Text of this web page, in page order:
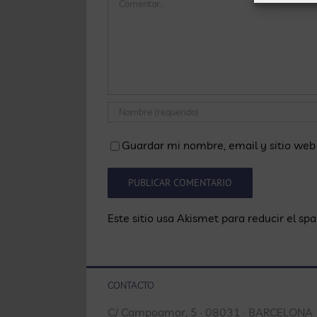
Guardar mi nombre, email y sitio
Este sitio usa Akismet para reducir el
CONTACTO
C/ Campoamor, 5 · 08031 · BARCELONA